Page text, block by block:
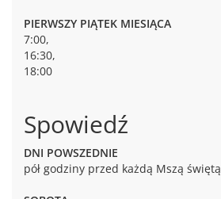
PIERWSZY PIĄTEK MIESIĄCA
7:00,
16:30,
18:00
Spowiedź
DNI POWSZEDNIE
pół godziny przed każdą Mszą świętą